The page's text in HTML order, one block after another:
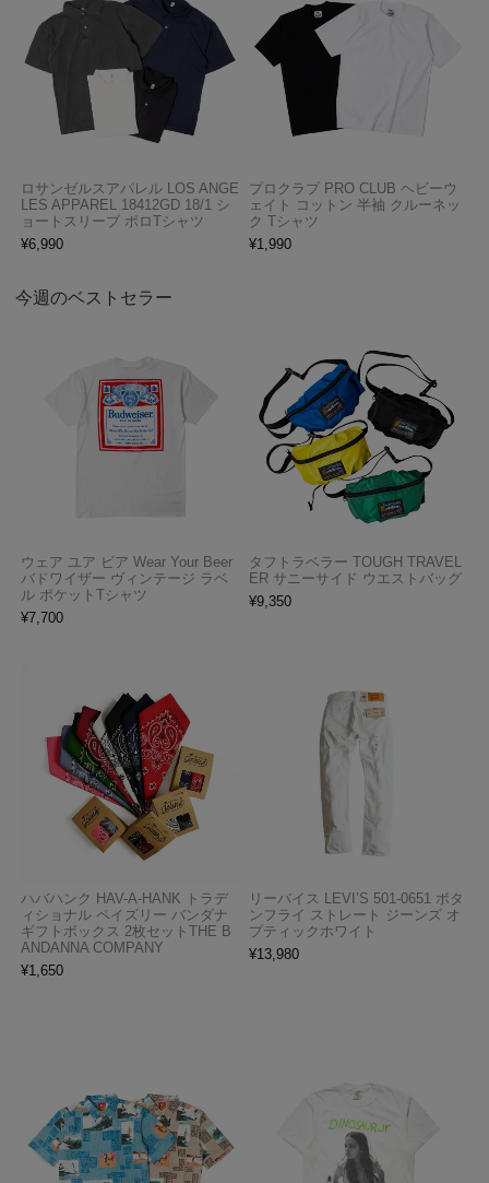
ロサンゼルスアパレル LOS ANGE
LES APPAREL 18412GD 18/1 シ
ョートスリーブ ポロTシャツ
¥6,990
プロクラブ PRO CLUB ヘビーウ
ェイト コットン 半袖 クルーネッ
ク Tシャツ
¥1,990
今週のベストセラー
ウェア ユア ビア Wear Your Beer
バドワイザー ヴィンテージ ラベ
ル ポケットTシャツ
¥7,700
タフトラベラー TOUGH TRAVEL
ER サニーサイド ウエストバッグ
¥9,350
ハバハンク HAV-A-HANK トラデ
ィショナル ペイズリー バンダナ
ギフトボックス 2枚セットTHE B
ANDANNA COMPANY
¥1,650
リーバイス LEVI’S 501-0651 ボタ
ンフライ ストレート ジーンズ オ
プティックホワイト
¥13,980